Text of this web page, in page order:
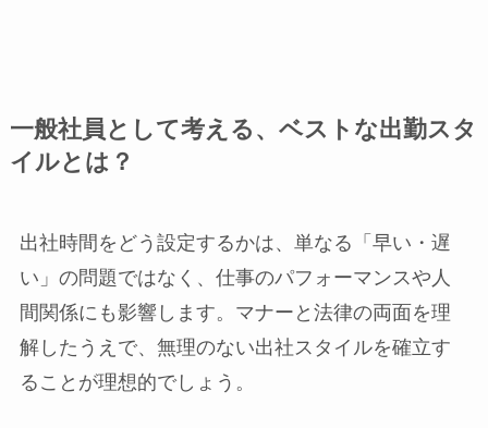
一般社員として考える、ベストな出勤スタ
イルとは？
出社時間をどう設定するかは、単なる「早い・遅
い」の問題ではなく、仕事のパフォーマンスや人
間関係にも影響します。マナーと法律の両面を理
解したうえで、無理のない出社スタイルを確立す
ることが理想的でしょう。